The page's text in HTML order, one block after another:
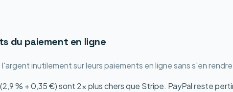
du paiement en ligne
inutilement sur leurs paiements en ligne sans s'en
% + 0,35 €) sont 2x plus chers que Stripe. PayPal reste